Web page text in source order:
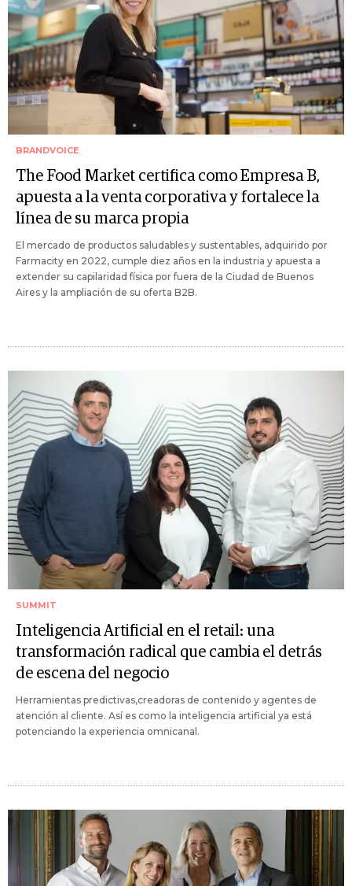
BRANDVOICE
The Food Market certifica como Empresa B,
apuesta a la venta corporativa y fortalece la
línea de su marca propia
El mercado de productos saludables y sustentables, adquirido por
Farmacity en 2022, cumple diez años en la industria y apuesta a
extender su capilaridad física por fuera de la Ciudad de Buenos
Aires y la ampliación de su oferta B2B.
SUMMIT
Inteligencia Artificial en el retail: una
transformación radical que cambia el detrás
de escena del negocio
Herramientas predictivas,creadoras de contenido y agentes de
atención al cliente. Así es como la inteligencia artificial ya está
potenciando la experiencia omnicanal.